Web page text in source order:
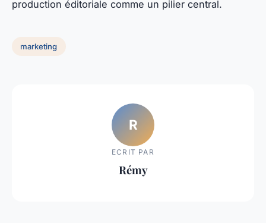
production éditoriale comme un pilier central.
marketing
R
ECRIT PAR
Rémy